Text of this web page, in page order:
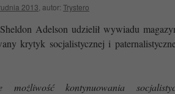
2013 autor: Trystero
Adelson udzielił wywiadu
krytyk socjalistycznej i
możliwość kontynuowania